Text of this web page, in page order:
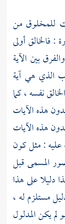
للمخلوق من
: فالخالق أولى
بين الآية
الذي هي آية
نفسه ، كما
هذه الآيات
هذه الآيات
عليه : مثل كون
المسمى قبل
على هذا
مستلزم له ،
لم يكن المدلول